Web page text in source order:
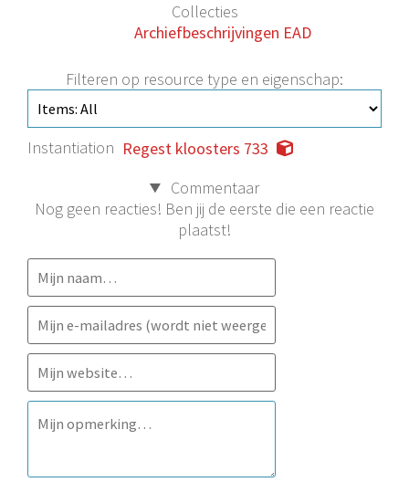
Collecties
Archiefbeschrijvingen EAD
Filteren op resource type en eigenschap:
Instantiation Regest kloosters 733
Commentaar
Nog geen reacties! Ben jij de eerste die een reactie
plaatst!